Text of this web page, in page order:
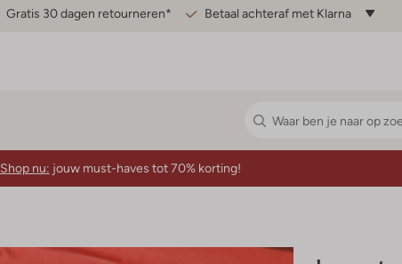
Gratis 30 dagen retourneren* Betaal achteraf met Klarna
Shop nu: jouw must-haves tot 70% korting!